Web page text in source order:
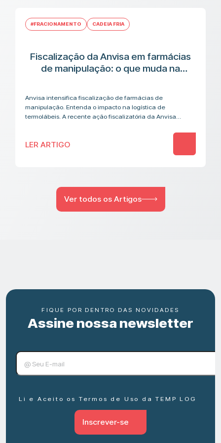
#FRACIONAMENTO CADEIA FRIA
Fiscalização da Anvisa em farmácias
de manipulação: o que muda na
Anvisa intensifica fiscalização de farmácias de
manipulação. Entenda o impacto na logística de
termolábeis. A recente ação fiscalizatória da Anvisa
LER ARTIGO
Ver todos os Artigos
FIQUE POR DENTRO DAS NOVIDADES
Assine nossa newsletter
Li e Aceito os Termos de Uso da TEMP LOG
Inscrever-se